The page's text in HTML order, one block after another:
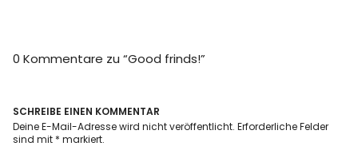
0 Kommentare zu “Good frinds!”
SCHREIBE EINEN KOMMENTAR
Deine E-Mail-Adresse wird nicht veröffentlicht. Erforderliche Felder
sind mit * markiert.